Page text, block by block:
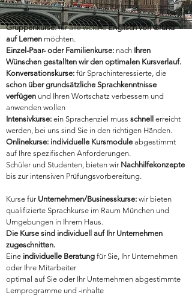
Gruppenkurse:für alle welcheEnglisch von Grund
auf Lernen möchten.
Einzel-Paar- oder Familienkurse: nach Ihren
Wünschen gestallten wir den optimalen Kursverlauf.
Konversationskurse: für Sprachinteressierte, die
schon über grundsätzliche Sprachkenntnisse
verfügen und Ihren Wortschatz verbessern und
anwenden wollen
Intensivkurse: ein Sprachenziel muss schnell erreicht
werden, bei uns sind Sie in den richtigen Händen.
Onlinekurse: individuelle Kursmodule abgestimmt
auf Ihre spezifischen Anforderungen.
Schüler und Studenten, bieten wir Nachhilfekonzepte
bis zur intensiven Prüfungsvorbereitung.
Kurse für Unternehmen/Businesskurse: wir bieten
qualifizierte Sprachkurse im Raum München und
Umgebungen in Ihrem Haus.
Die Kurse sind individuell auf Ihr Unternehmen
zugeschnitten.
Eine individuelle Beratung für Sie, Ihr Unternehmen
oder Ihre Mitarbeiter
optimal auf Sie oder Ihr Unternehmen abgestimmte
Lernprogramme und -inhalte